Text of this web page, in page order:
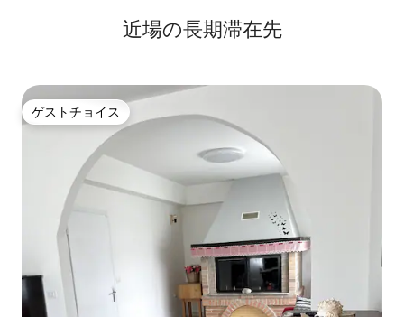
近場の長期滞在先
ゲストチョイス
ゲストチョイス